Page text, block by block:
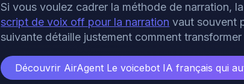
Si vous voulez cadrer la méthode de narration,
script de voix off pour la narration vaut souvent
suivante détaille justement comment
Découvrir AirAgent Le voicebot IA français qui